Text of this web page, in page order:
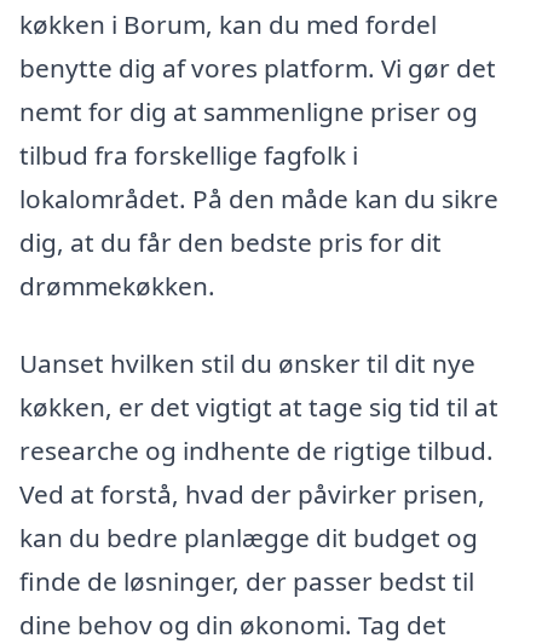
køkken i Borum, kan du med fordel
benytte dig af vores platform. Vi gør det
nemt for dig at sammenligne priser og
tilbud fra forskellige fagfolk i
lokalområdet. På den måde kan du sikre
dig, at du får den bedste pris for dit
drømmekøkken.
Uanset hvilken stil du ønsker til dit nye
køkken, er det vigtigt at tage sig tid til at
researche og indhente de rigtige tilbud.
Ved at forstå, hvad der påvirker prisen,
kan du bedre planlægge dit budget og
finde de løsninger, der passer bedst til
dine behov og din økonomi. Tag det